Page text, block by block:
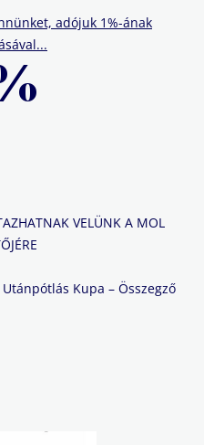
adójuk 1%-ának
VELÜNK A MOL
Kupa – Összegző